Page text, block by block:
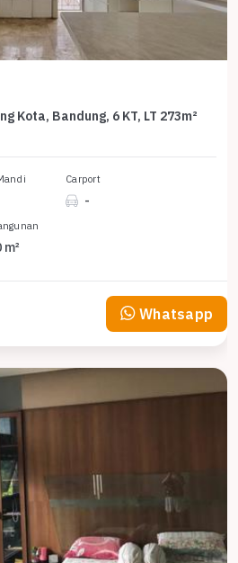
Kota, Bandung, 6 KT, LT 273m²
Carport
-
m²
Whatsapp